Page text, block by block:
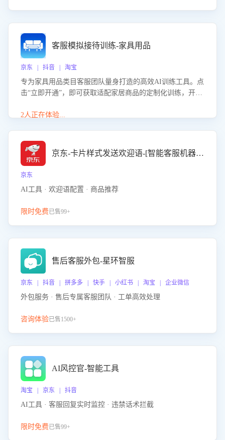
客服模拟接待训练-家具用品
京东 | 抖音 | 淘宝
专为家具用品类目客服团队量身打造的高效AI训练工具。点
击“立即开通”，即可获取适配家居商品的定制化训练，开启
能、尺寸参数咨询等高频场景下的专业应对能力。
2人正在体验...
京东-卡片样式发送欢迎语-[智能客服机器人]
京东
AI工具 · 欢迎语配置 · 商品推荐
限时免费已售99+
售后客服外包-星环智服
京东 | 抖音 | 拼多多 | 快手 | 小红书 | 淘宝 | 企业微信
外包服务 · 售后专属客服团队 · 工单高效处理
咨询体验已售1500+
AI风控官-智能工具
淘宝 | 京东 | 抖音
AI工具 · 客服回复实时监控 · 违禁话术拦截
限时免费已售99+